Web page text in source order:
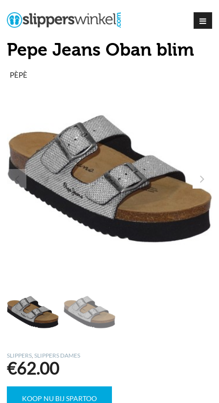
Pepe Jeans Oban blim
PÈPÈ
SLIPPERS ,SLIPPERS DAMES
€62.00
KOOP NU BIJ SPARTOO